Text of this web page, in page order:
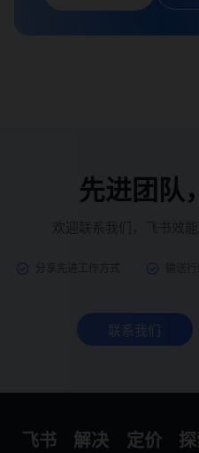
先进团队
联系我们
飞书
解决
定价